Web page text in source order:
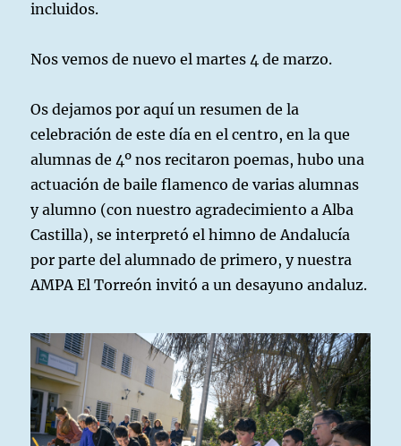
incluidos.
Nos vemos de nuevo el martes 4 de marzo.
Os dejamos por aquí un resumen de la
celebración de este día en el centro, en la que
alumnas de 4º nos recitaron poemas, hubo una
actuación de baile flamenco de varias alumnas
y alumno (con nuestro agradecimiento a Alba
Castilla), se interpretó el himno de Andalucía
por parte del alumnado de primero, y nuestra
AMPA El Torreón invitó a un desayuno andaluz.